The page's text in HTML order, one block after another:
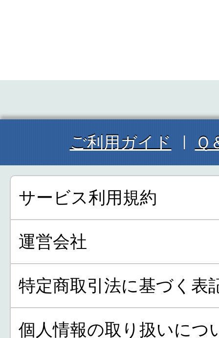
ご利用ガイド Ｑ
サービス利用規約
運営会社
特定商取引法に基づく表
個人情報の取り扱いにつ